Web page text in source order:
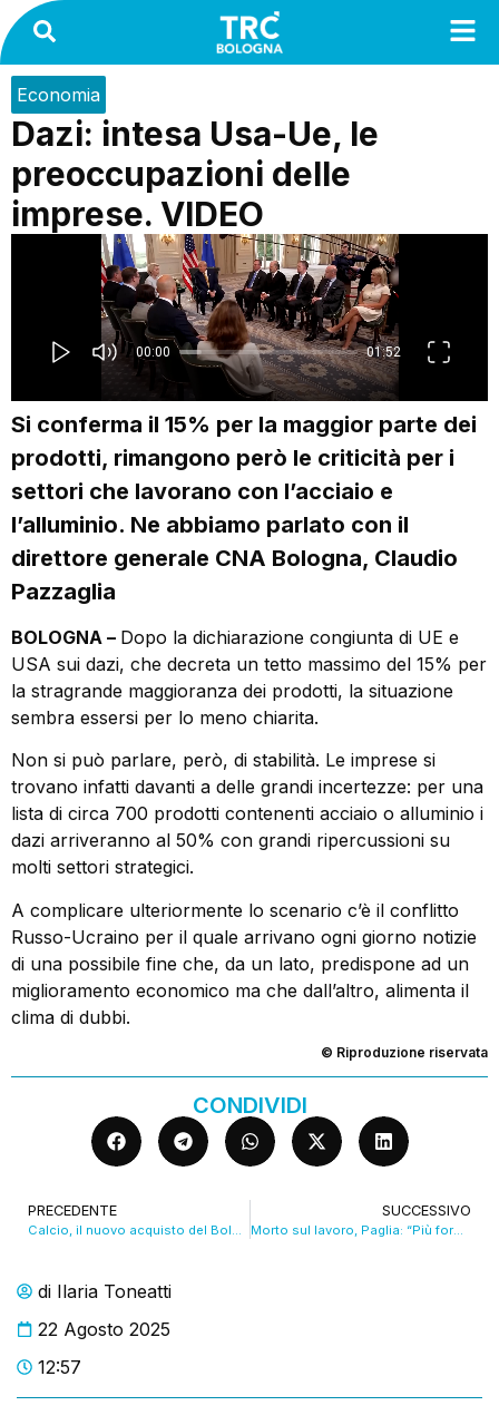
di Ilaria Toneatti
22 Agosto 2025
12:57
Economia
Dazi: intesa Usa-Ue, le
preoccupazioni delle
imprese. VIDEO
Si conferma il 15% per la maggior parte dei
prodotti, rimangono però le criticità per i
settori che lavorano con l’acciaio e
l’alluminio. Ne abbiamo parlato con il
direttore generale CNA Bologna, Claudio
Pazzaglia
BOLOGNA – Dopo la dichiarazione congiunta di UE e
USA sui dazi, che decreta un tetto massimo del 15% per
la stragrande maggioranza dei prodotti, la situazione
sembra essersi per lo meno chiarita.
Non si può parlare, però, di stabilità. Le imprese si
trovano infatti davanti a delle grandi incertezze: per una
lista di circa 700 prodotti contenenti acciaio o alluminio i
dazi arriveranno al 50% con grandi ripercussioni su
molti settori strategici.
A complicare ulteriormente lo scenario c’è il conflitto
Russo-Ucraino per il quale arrivano ogni giorno notizie
di una possibile fine che, da un lato, predispone ad un
miglioramento economico ma che dall’altro, alimenta il
clima di dubbi.
© Riproduzione riservata
CONDIVIDI
PRECEDENTE
Calcio, il nuovo acquisto del Bologna Rowe è arrivato in città
SUCCESSIVO
Morto sul lavoro, Paglia: “Più formazione, sicurezza e controlli”. VIDEO